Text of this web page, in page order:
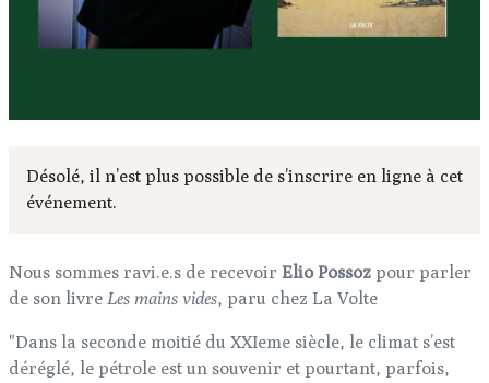
Désolé, il n’est plus possible de s’inscrire en ligne à cet
événement.
Nous sommes ravi.e.s de recevoir Elio Possoz pour parler
de son livre Les mains vides, paru chez La Volte
"Dans la seconde moitié du XXIeme siècle, le climat s’est
déréglé, le pétrole est un souvenir et pourtant, parfois,